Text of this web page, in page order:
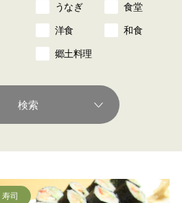
うなぎ 食堂
洋食 和食
郷土料理
検索
寿司